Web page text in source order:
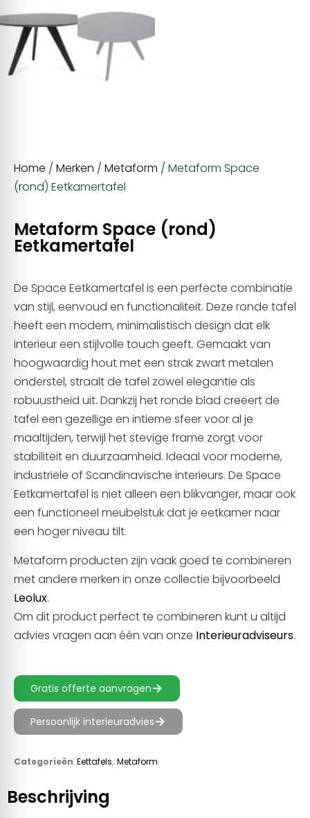
Home / Merken / Metaform / Metaform Space
(rond) Eetkamertafel
Metaform Space (rond)
Eetkamertafel
De Space Eetkamertafel is een perfecte combinatie
van stijl, eenvoud en functionaliteit. Deze ronde tafel
heeft een modern, minimalistisch design dat elk
interieur een stijlvolle touch geeft. Gemaakt van
hoogwaardig hout met een strak zwart metalen
onderstel, straalt de tafel zowel elegantie als
robuustheid uit. Dankzij het ronde blad creëert de
tafel een gezellige en intieme sfeer voor al je
maaltijden, terwijl het stevige frame zorgt voor
stabiliteit en duurzaamheid. Ideaal voor moderne,
industriële of Scandinavische interieurs. De Space
Eetkamertafel is niet alleen een blikvanger, maar ook
een functioneel meubelstuk dat je eetkamer naar
een hoger niveau tilt.
Metaform producten zijn vaak goed te combineren
met andere merken in onze collectie bijvoorbeeld
Leolux.
Om dit product perfect te combineren kunt u altijd
advies vragen aan één van onze Interieuradviseurs.
Gratis offerte aanvragen
Persoonlijk interieuradvies
Categorieën Eettafels, Metaform
Beschrijving